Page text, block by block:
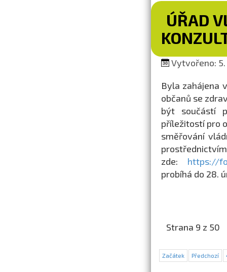
ÚŘAD
Vytvořeno: 5.
Byla zahájena
občanů se
být součástí
příležitostí pro
směřování
zde: https://
probíhá do 28.
Strana 9 z 50
Začátek Předchozí